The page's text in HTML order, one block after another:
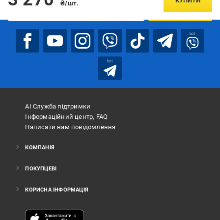
₴/шт.
ПІДПИСАТИСЯ
bot
bot
АІ Служба підтримки
Інформаційний центр, FAQ
Написати нам повідомлення
КОМПАНІЯ
ПОКУПЦЕВІ
КОРИСНА ІНФОРМАЦІЯ